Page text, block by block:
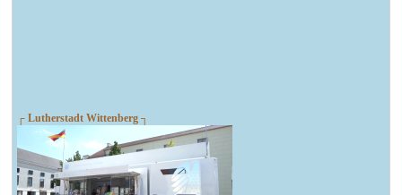
┌ Lutherstadt Wittenberg ┐